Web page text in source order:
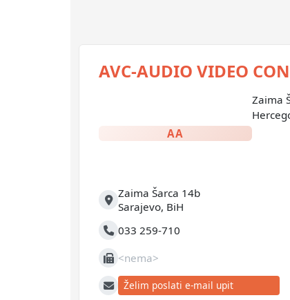
AVC-AUDIO VIDEO
AA
Zaima
Adresa
Zaima Šarca 14b
Sarajevo, BiH
Telefon033 259-710
Fax <nema>
E-mailŽelim poslati e-mail upit